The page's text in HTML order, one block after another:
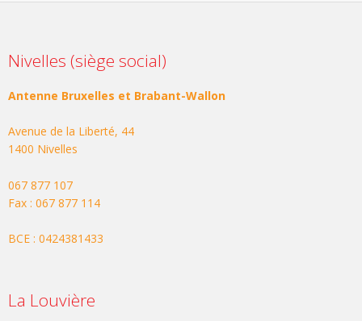
Nivelles (siège social)
Antenne Bruxelles et Brabant-Wallon
Avenue de la Liberté, 44
1400 Nivelles
067 877 107
Fax : 067 877 114
BCE : 0424381433
La Louvière